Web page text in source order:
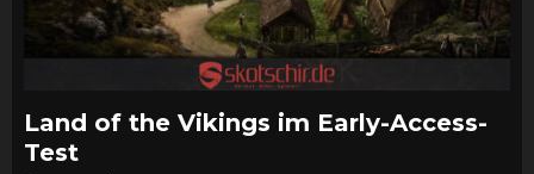
Land of the Vikings im Early-Access-
Test